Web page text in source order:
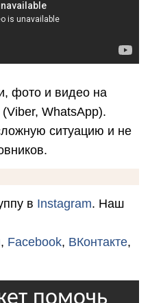
фото и видео на
WhatsApp).
ситуацию и не
в Instagram. Наш
, Facebook, ВКонтакте,